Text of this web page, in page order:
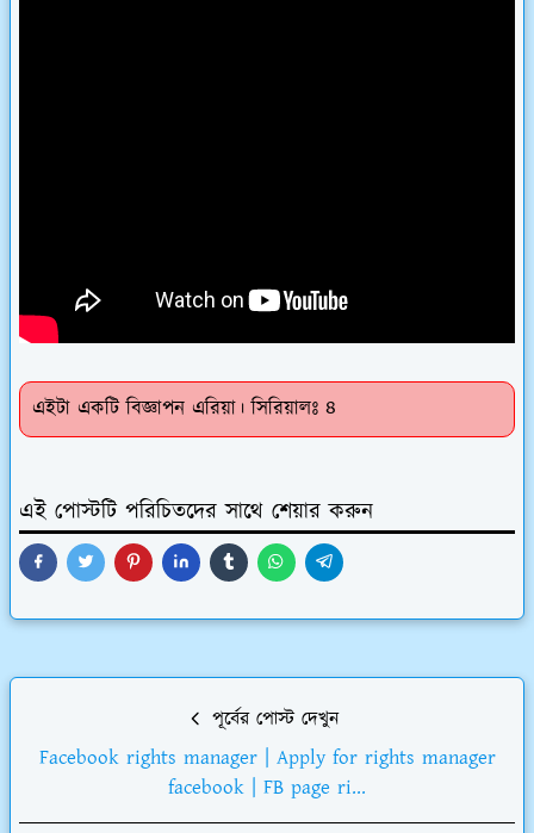
এইটা একটি বিজ্ঞাপন এরিয়া। সিরিয়ালঃ ৪
এই পোস্টটি পরিচিতদের সাথে শেয়ার করুন
পূর্বের পোস্ট দেখুন
Facebook rights manager | Apply for rights manager
facebook | FB page ri...